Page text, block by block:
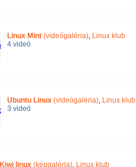
Linux Mint(videógaléria), Linux klub
4 videó
Ubuntu Linux(videógaléria), Linux klub
3 videó
Kiwi linux(képgaléria), Linux klub